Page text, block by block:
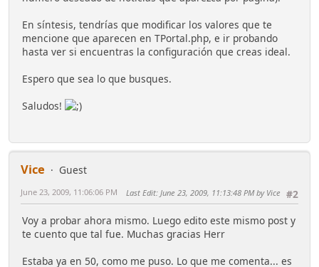
En síntesis, tendrías que modificar los valores que te
mencione que aparecen en TPortal.php, e ir probando
hasta ver si encuentras la configuración que creas ideal.
Espero que sea lo que busques.
Saludos!
Vice
Guest
#2
June 23, 2009, 11:06:06 PM Last Edit: June 23, 2009, 11:13:48 PM by Vice
Voy a probar ahora mismo. Luego edito este mismo post y
te cuento que tal fue. Muchas gracias Herr
Estaba ya en 50, como me puso. Lo que me comenta... es